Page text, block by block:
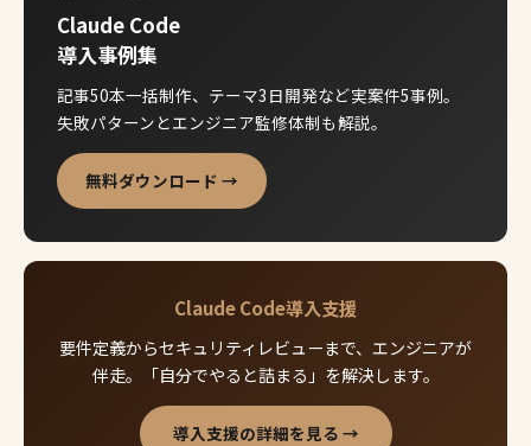
Claude Code
導入事例集
記事50本一括制作、テーマ3日開発など実案件5事例。
失敗パターンとエンジニア監修体制も解説。
無料ダウンロード →
Claude Code導入支援
要件定義からセキュリティレビューまで、エンジニアが
伴走。「自分でやると詰まる」を解決します。
導入支援の詳細を見る →